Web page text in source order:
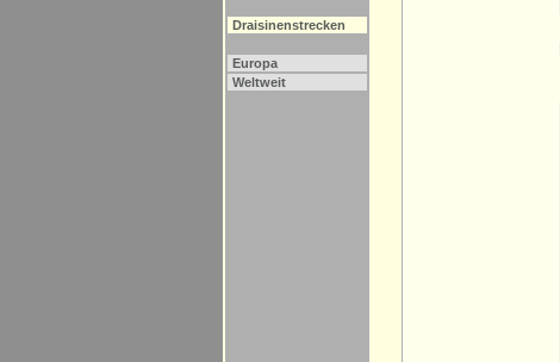
Draisinenstrecken
Europa
Weltweit